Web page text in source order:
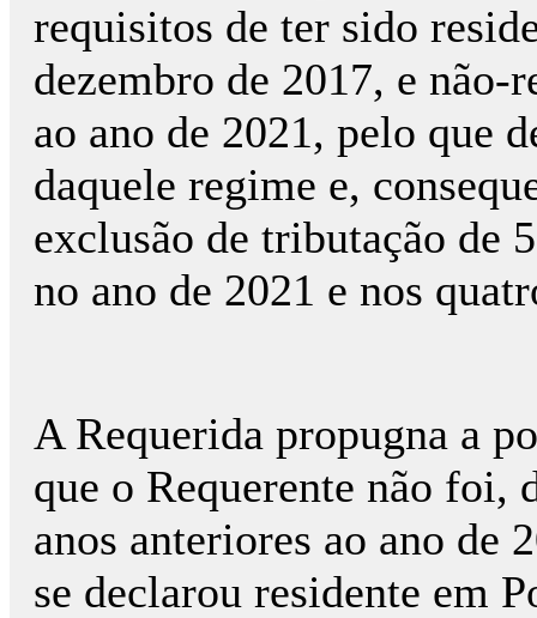
requisitos de ter sido
dezembro de 2017, e não-
ao ano de 2021, pelo que
daquele regime e,
exclusão de tributação de
no ano de 2021 e nos
A Requerida propugna a
que o Requerente não foi,
anos anteriores ao ano de
se declarou residente em